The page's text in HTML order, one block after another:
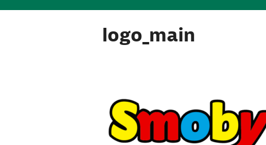
logo_main